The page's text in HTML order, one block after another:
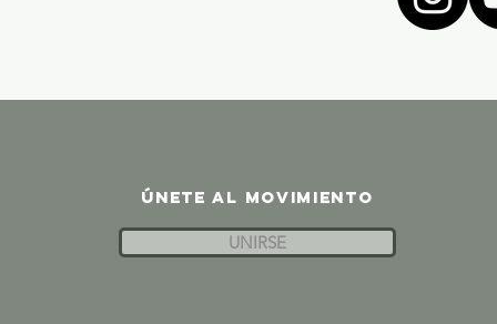
ÚNETE AL MOVIMIENTO
UNIRSE